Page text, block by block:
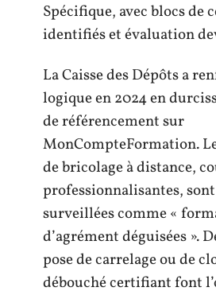
Spécifique, avec blocs de
identifiés et évaluation
La Caisse des Dépôts a
logique en 2024 en
de référencement sur
MonCompteFormation.
de bricolage à distance,
professionnalisantes,
surveillées comme «
d’agrément déguisées ».
pose de carrelage ou de
débouché certifiant font